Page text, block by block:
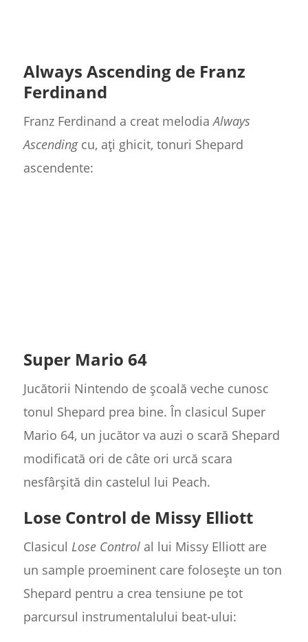
Always Ascending de Franz
Ferdinand
Franz Ferdinand a creat melodiaAlways
Ascendingcu, ați ghicit, tonuri Shepard
ascendente:
Super Mario 64
Jucătorii Nintendo de școală veche cunosc
tonul Shepard prea bine. În clasicul Super
Mario 64, un jucător va auzi o scară Shepard
modificată ori de câte ori urcă scara
nesfârșită din castelul lui Peach.
Lose Control de Missy Elliott
Clasicul Lose Controlal lui Missy Elliott are
un sample proeminent care folosește un ton
Shepard pentru a crea tensiune pe tot
parcursul instrumentalului beat-ului: